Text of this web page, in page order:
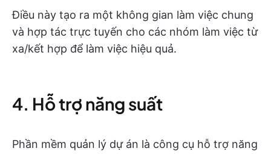
Điều này tạo ra một không gian làm việc chung
và hợp tác trực tuyến cho các nhóm làm việc từ
xa/kết hợp để làm việc hiệu quả.
4. Hỗ trợ năng suất
Phần mềm quản lý dự án là công cụ hỗ trợ năng